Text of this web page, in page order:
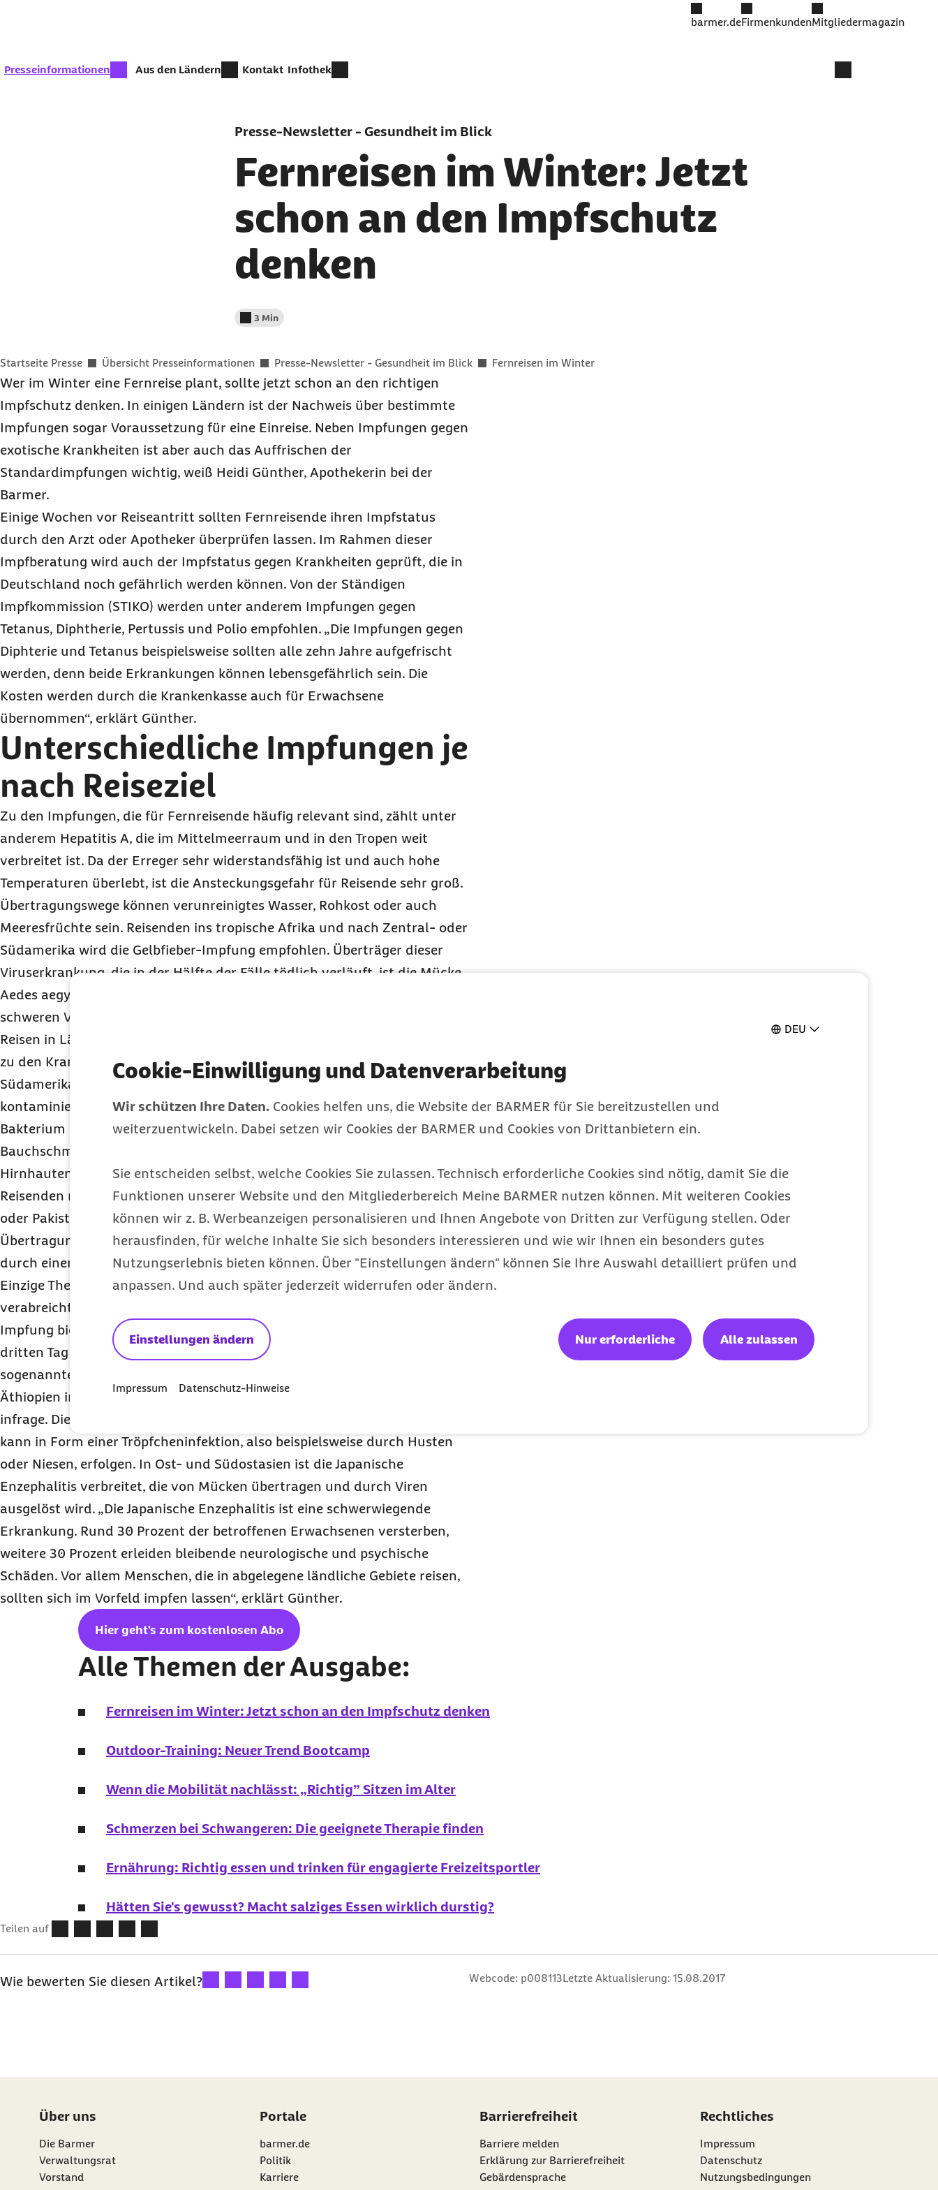
DEU
Cookie-Einwilligung und Datenverarbeitung
Wir schützen Ihre Daten. Cookies helfen uns, die Website der BARMER für Sie bereitzustellen und
weiterzuentwickeln. Dabei setzen wir Cookies der BARMER und Cookies von Drittanbietern ein.
Sie entscheiden selbst, welche Cookies Sie zulassen. Technisch erforderliche Cookies sind nötig, damit Sie die
Funktionen unserer Website und den Mitgliederbereich Meine BARMER nutzen können. Mit weiteren Cookies
können wir z. B. Werbeanzeigen personalisieren und Ihnen Angebote von Dritten zur Verfügung stellen. Oder
herausfinden, für welche Inhalte Sie sich besonders interessieren und wie wir Ihnen ein besonders gutes
Nutzungserlebnis bieten können. Über "Einstellungen ändern" können Sie Ihre Auswahl detailliert prüfen und
anpassen. Und auch später jederzeit widerrufen oder ändern.
Einstellungen ändern Nur erforderliche Alle zulassen
Impressum Datenschutz-Hinweise
barmer.deFirmenkundenMitgliedermagazin
zur Zeit aktiv:
Presseinformationen Aus den Ländern Kontakt Infothek
Presse-Newsletter - Gesundheit im Blick
Fernreisen im Winter: Jetzt
schon an den Impfschutz
denken
Lesedauer weniger als
3 Min
Sie befinden sich hier:
Startseite Presse Übersicht Presseinformationen Presse-Newsletter - Gesundheit im Blick Fernreisen im Winter
Wer im Winter eine Fernreise plant, sollte jetzt schon an den richtigen
Impfschutz denken. In einigen Ländern ist der Nachweis über bestimmte
Impfungen sogar Voraussetzung für eine Einreise. Neben Impfungen gegen
exotische Krankheiten ist aber auch das Auffrischen der
Standardimpfungen wichtig, weiß Heidi Günther, Apothekerin bei der
Barmer.
Einige Wochen vor Reiseantritt sollten Fernreisende ihren Impfstatus
durch den Arzt oder Apotheker überprüfen lassen. Im Rahmen dieser
Impfberatung wird auch der Impfstatus gegen Krankheiten geprüft, die in
Deutschland noch gefährlich werden können. Von der Ständigen
Impfkommission (STIKO) werden unter anderem Impfungen gegen
Tetanus, Diphtherie, Pertussis und Polio empfohlen. „Die Impfungen gegen
Diphterie und Tetanus beispielsweise sollten alle zehn Jahre aufgefrischt
werden, denn beide Erkrankungen können lebensgefährlich sein. Die
Kosten werden durch die Krankenkasse auch für Erwachsene
übernommen“, erklärt Günther.
Unterschiedliche Impfungen je
nach Reiseziel
Zu den Impfungen, die für Fernreisende häufig relevant sind, zählt unter
anderem Hepatitis A, die im Mittelmeerraum und in den Tropen weit
verbreitet ist. Da der Erreger sehr widerstandsfähig ist und auch hohe
Temperaturen überlebt, ist die Ansteckungsgefahr für Reisende sehr groß.
Übertragungswege können verunreinigtes Wasser, Rohkost oder auch
Meeresfrüchte sein. Reisenden ins tropische Afrika und nach Zentral- oder
Südamerika wird die Gelbfieber-Impfung empfohlen. Überträger dieser
Viruserkrankung, die in der Hälfte der Fälle tödlich verläuft, ist die Mücke
Aedes aegypti. Die Symptome ähneln zunächst denen einer Grippe, in
schweren Verläufen kann es aber auch zu inneren Blutungen kommen. Bei
Reisen in Länder mit schlechten hygienischen Bedingungen gehört Typhus
zu den Krankheiten, gegen die eine Impfung sinnvoll ist. „In Teilen von
Südamerika, Nordafrika oder Indien können sich Reisende leicht über
kontaminiertes Wasser oder Nahrungsmittel mit dem thypusauslösenden
Bakterium Salmonella typhi anstecken. Folgen einer Infektion sind dann
Bauchschmerzen, Übelkeit, Fieber und in schweren Fällen auch eine
Hirnhautentzündung oder eine Perforation des Darms“, so Günther.
Reisenden nach China, Indien, Thailand, Vietnam, Bali, Nepal, Bangladesch
oder Pakistan wird eine Tollwut-Impfung nahegelegt. „Kommt es zu einer
Übertragung des Tollwutvirus durch ein infiziertes Tier, beispielsweise
durch einen Biss, ist die Krankheit für Ungeimpfte zu 100 Prozent tödlich.
Einzige Therapiemöglichkeit ist dann ein Immunglobulin, das sofort
verabreicht werden muss, aber nicht überall so schnell verfügbar ist. Die
Impfung bietet einen guten Schutz, muss aber im Akutfall am ersten und
dritten Tag wiederholt werden“, meint Günther. Für Afrika-Urlauber im
sogenannten Meningitits-Gürtel, der sich vom Senegal im Westen bis nach
Äthiopien im Osten erstreckt, kommt eine Impfung gegen Meningokokken
infrage. Die Erkrankung wird durch Bakterien ausgelöst, eine Übertragung
kann in Form einer Tröpfcheninfektion, also beispielsweise durch Husten
oder Niesen, erfolgen. In Ost- und Südostasien ist die Japanische
Enzephalitis verbreitet, die von Mücken übertragen und durch Viren
ausgelöst wird. „Die Japanische Enzephalitis ist eine schwerwiegende
Erkrankung. Rund 30 Prozent der betroffenen Erwachsenen versterben,
weitere 30 Prozent erleiden bleibende neurologische und psychische
Schäden. Vor allem Menschen, die in abgelegene ländliche Gebiete reisen,
sollten sich im Vorfeld impfen lassen“, erklärt Günther.
Hier geht's zum kostenlosen Abo
Alle Themen der Ausgabe:
Fernreisen im Winter: Jetzt schon an den Impfschutz denken
Outdoor-Training: Neuer Trend Bootcamp
Wenn die Mobilität nachlässt: „Richtig” Sitzen im Alter
Schmerzen bei Schwangeren: Die geeignete Therapie finden
Ernährung: Richtig essen und trinken für engagierte Freizeitsportler
Hätten Sie's gewusst? Macht salziges Essen wirklich durstig?
Teilen auf
Wie bewerten Sie diesen Artikel?Ihre Bewertung: 1 Stern
Ihre Bewertung: 2 Sterne
Ihre Bewertung: 3 Sterne
Ihre Bewertung: 4 Sterne
Ihre Bewertung: 5 Sterne Webcode: p008113Letzte Aktualisierung: 15.08.2017
Über uns
Die Barmer
Verwaltungsrat
Vorstand
Portale
barmer.de
Politik
Karriere
Barrierefreiheit
Barriere melden
Erklärung zur Barrierefreiheit
Gebärdensprache
Rechtliches
Impressum
Datenschutz
Nutzungsbedingungen